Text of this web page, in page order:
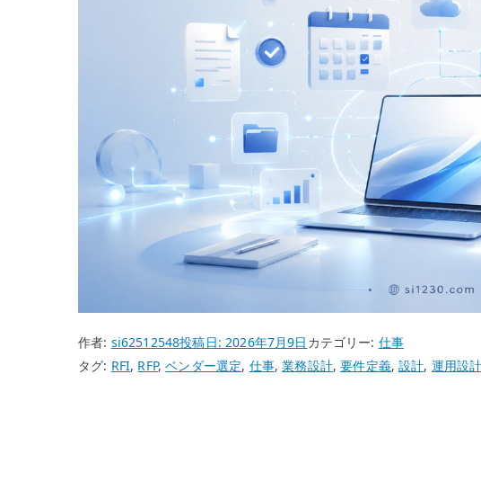
作者: si62512548投稿日:2026年7月9日 カテゴリー: 仕事
タグ: RFI, RFP,ベンダー選定, 仕事,業務設計,要件定義,設計, 運用設計